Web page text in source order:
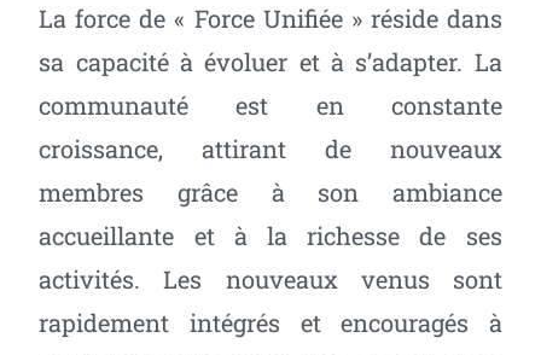
La force de « Force Unifiée » réside dans
sa capacité à évoluer et à s’adapter. La
communauté est en constante
croissance, attirant de nouveaux
membres grâce à son ambiance
accueillante et à la richesse de ses
activités. Les nouveaux venus sont
rapidement intégrés et encouragés à